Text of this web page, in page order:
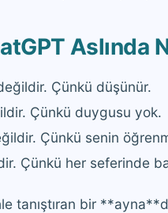
Aslında
Çünkü düşünür.
Çünkü duygusu yok.
Çünkü senin
Çünkü her seferinde
tanıştıran bir